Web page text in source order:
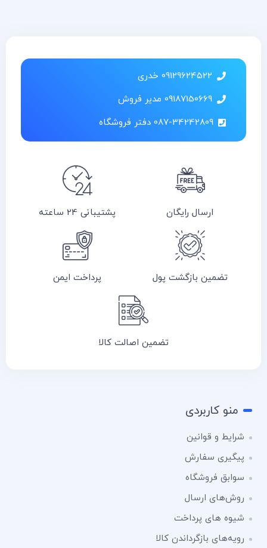
09129624522 خدری
09187150669 مدیر فروش
087-34242809 دفتر فروشگاه
ارسال رایگان پشتیبانی 24 ساعته
تضمین بازگشت پول پرداخت ایمن
تضمین اصالت کالا
منو کاربردی
شرایط و قوانین
پیگیری سفارش
سوابق فروشگاه
روش‌های ارسال
شیوه های پرداخت
رویه‌های بازگرداندن کالا